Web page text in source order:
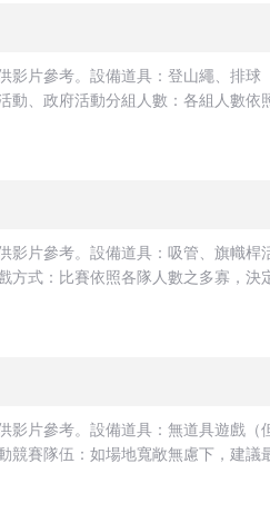
片參考。設備道具：登山繩、排
、政府活動分組人數：各組人數依照
片參考。設備道具：吸管、旗幟
式：比賽依照各隊人數之多寡，決定
片參考。設備道具：無道具遊戲
賽隊伍：如場地寬敞無慮下，建議最